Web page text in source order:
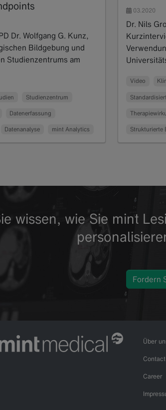
Dr. Wolfgang G. Kunz,
Bildgebung und
Studienzentrums am
Studienzentrum
Datenerfassung
Datenanalyse mint Analytics
03.2020
Dr. Nils
Video
Strukturierte
wissen, wie Sie mint
Fordern
Über
Contact
Career